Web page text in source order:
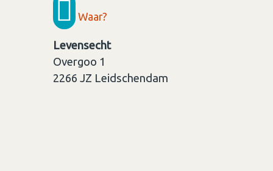
Waar?
Levensecht
Overgoo 1
2266 JZ Leidschendam